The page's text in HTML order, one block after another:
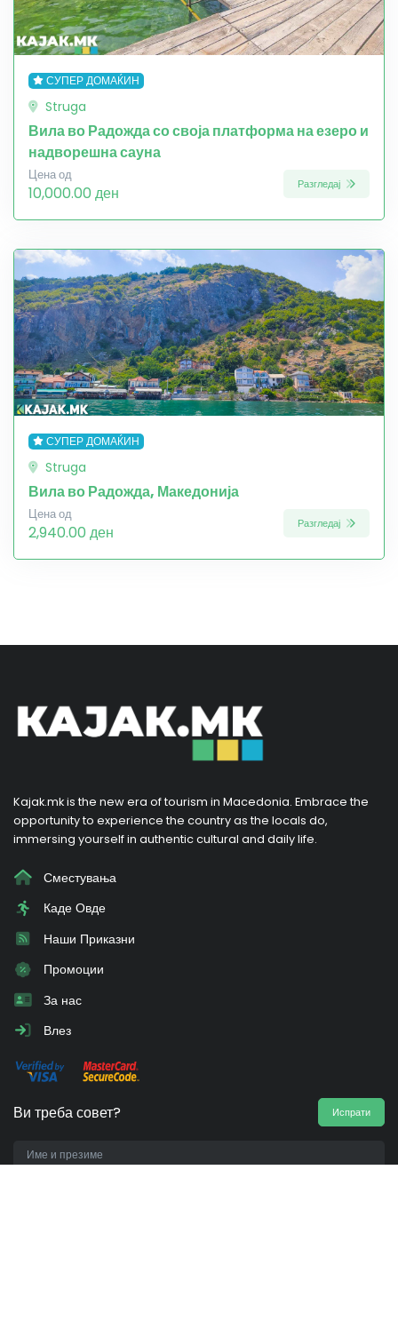
СУПЕР ДОМАЌИН
Struga
Вила во Радожда со своја платформа на езеро и
надворешна сауна
Цена од
10,000.00 ден Разгледај
СУПЕР ДОМАЌИН
Struga
Вила во Радожда, Македонија
Цена од
2,940.00 ден Разгледај
Kajak.mk is the new era of tourism in Macedonia. Embrace the
opportunity to experience the country as the locals do,
immersing yourself in authentic cultural and daily life.
Сместувања
Каде Овде
Наши Приказни
Промоции
За нас
Влез
Ви треба совет? Испрати